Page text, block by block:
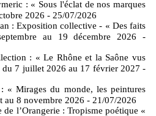
: « Sous l'éclat de nos marques
2026 - 25/07/2026
: Exposition collective - « Des faits
au 19 décembre 2026
-
: « Le Rhône et la Saône vus
du 7 juillet 2026 au 17 février 2027 -
« Mirages du monde, les peintures
au 8 novembre 2026 - 21/07/2026
de l’Orangerie : Tropisme poétique «